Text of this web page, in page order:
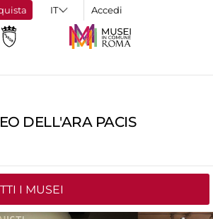
Accedi
DELL'ARA PACIS
I MUSEI